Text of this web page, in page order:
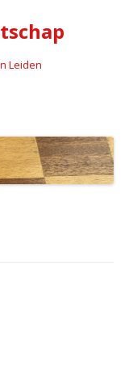
Leiden
naar de inhoud